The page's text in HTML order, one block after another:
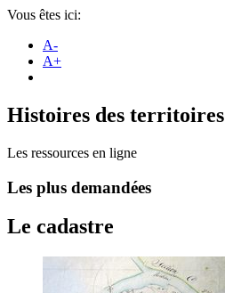
Vous êtes ici:
A-
A+
Histoires des territoires
Les ressources en ligne
Les plus demandées
Le cadastre